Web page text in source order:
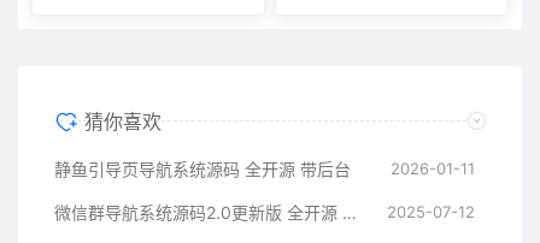
猜你喜欢
静鱼引导页导航系统源码 全开源 带后台 2026-01-11
微信群导航系统源码2.0更新版 全开源 带后台 精准获客神器 2025-07-12